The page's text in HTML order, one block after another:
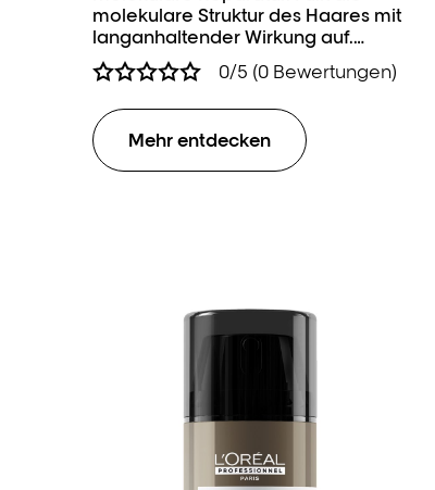
molekulare Struktur des Haares mit
langanhaltender Wirkung auf.
Tiefenwirksam, sofortige
Transformation.0/5 (0 Bewertungen)
Mehr entdecken